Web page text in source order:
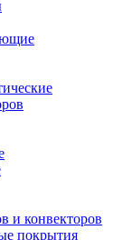
и конвекторов
покрытия